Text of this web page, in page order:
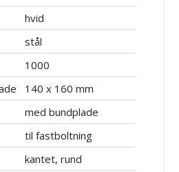
hvid
stål
1000
140 x 160 mm
med bundplade
til fastboltning
kantet, rund